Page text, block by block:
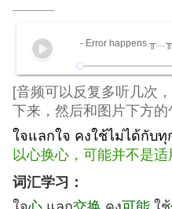
- Error happens ╥﹏╥
[音频可以反复多听几次
下来，然后和图片下方
ใจแลกใจ คงใช้ไม่ได้กับ
以心换心，可能并不是适
词汇学习：